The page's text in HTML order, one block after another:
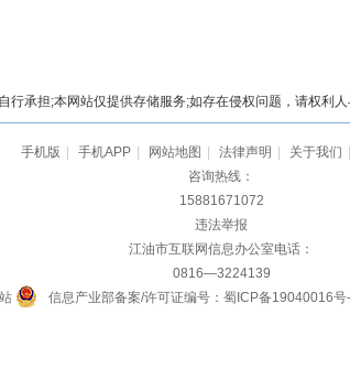
承担;本网站仅提供存储服务;如存在侵权问题，请权利
手机版 手机APP 网站地图 法律声明 关于我们
咨询热线：
15881671072
违法举报
江油市互联网信息办公室电话：
0816—3224139
信息产业部备案/许可证编号：蜀ICP备19040016号